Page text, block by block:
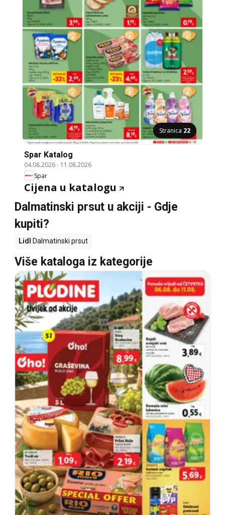
Stranica 22
Spar Katalog
04.08.2026- 11.08.2026
Spar
Cijena u katalogu
Dalmatinski prsut u akciji - Gdje
kupiti?
Lidl Dalmatinski prsut
Više kataloga iz kategorije